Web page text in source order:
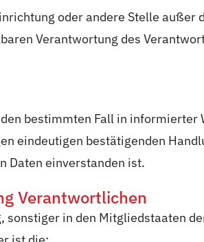
oder andere Stelle
Verantwortung des
bestimmten Fall in informierter
eindeutigen bestätigenden
Daten einverstanden ist.
Verantwortlichen
in den Mitgliedstaaten